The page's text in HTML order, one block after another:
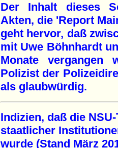
Der Inhalt dieses
Akten, die 'Report
geht hervor, daß
mit Uwe Böhnhardt
Monate vergangen
Polizist der
als glaubwürdig.
Indizien, daß die
staatlicher
wurde (Stand März